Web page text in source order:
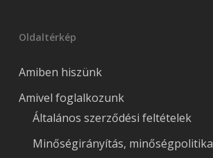
Oldaltérkép
Amiben hiszünk
Amivel foglalkozunk
Általános szerződési feltételek
Minőségirányítás, minőségpolitika